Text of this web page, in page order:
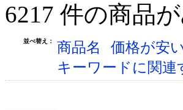
6217 件の商品
並べ替え： 商品名 価格が安
キーワードに関連